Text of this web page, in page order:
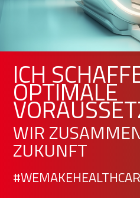
ICH
OPTIMALE
WIR
ZUKUNFT